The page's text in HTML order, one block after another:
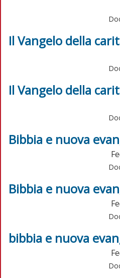
Il Vangelo della
Il Vangelo della
Bibbia e nuova
Bibbia e nuova
bibbia e nuova